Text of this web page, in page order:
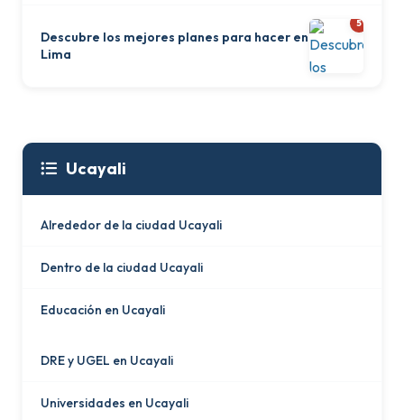
Descubre los mejores planes para hacer en
Lima
5
Ucayali
Alrededor de la ciudad Ucayali
Dentro de la ciudad Ucayali
Educación en Ucayali
DRE y UGEL en Ucayali
Universidades en Ucayali